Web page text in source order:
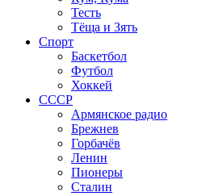
Тесть
Тёща и Зять
Спорт
Баскетбол
Футбол
Хоккей
СССР
Армянское радио
Брежнев
Горбачёв
Ленин
Пионеры
Сталин